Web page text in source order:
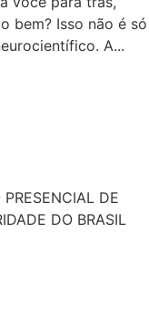
bem? Isso não é só
A...
DE
DO BRASIL